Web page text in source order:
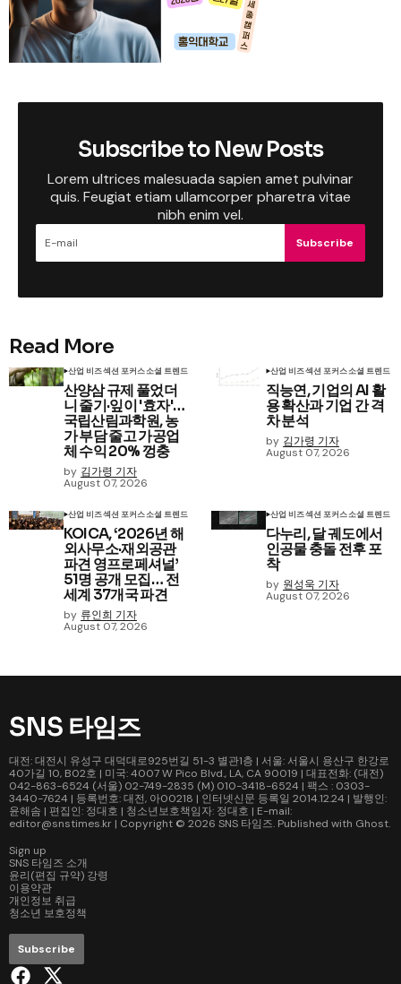
Subscribe to New Posts
Lorem ultrices malesuada sapien amet pulvinar
quis. Feugiat etiam ullamcorper pharetra vitae
nibh enim vel.
Subscribe
Read More
산업 비즈섹션 포커스소셜 트렌드
산양삼 규제 풀었더
니 줄기·잎이 '효자'…
국립산림과학원, 농
가 부담 줄고 가공업
체 수익 20% 껑충
by 김가령 기자
August 07, 2026
산업 비즈섹션 포커스소셜 트렌드
직능연, 기업의 AI 활
용 확산과 기업 간 격
차 분석
by 김가령 기자
August 07, 2026
산업 비즈섹션 포커스소셜 트렌드
KOICA, ‘2026년 해
외사무소·재외공관
파견 영프로페셔널’
51명 공개 모집… 전
세계 37개국 파견
by 류인희 기자
August 07, 2026
산업 비즈섹션 포커스소셜 트렌드
다누리, 달 궤도에서
인공물 충돌 전후 포
착
by 원성욱 기자
August 07, 2026
SNS 타임즈
대전: 대전시 유성구 대덕대로925번길 51-3 별관1층 | 서울: 서울시 용산구 한강로
40가길 10, B02호 | 미국: 4007 W Pico Blvd., LA, CA 90019 | 대표전화: (대전)
042-863-6524 (서울) 02-749-2835 (M) 010-3418-6524 | 팩스 : 0303-
3440-7624 | 등록번호: 대전, 아00218 | 인터넷신문 등록일 2014.12.24 | 발행인:
윤해솜 | 편집인: 정대호 | 청소년보호책임자: 정대호 | E-mail:
editor@snstimes.kr | Copyright © 2026 SNS 타임즈. Published with Ghost.
Sign up
SNS 타임즈 소개
윤리(편집 규약) 강령
이용약관
개인정보 취급
청소년 보호정책
Subscribe